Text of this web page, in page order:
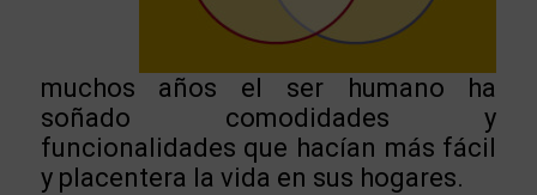
muchos años el ser humano ha
soñado comodidades y
funcionalidades que hacían más fácil
y placentera la vida en sus hogares.